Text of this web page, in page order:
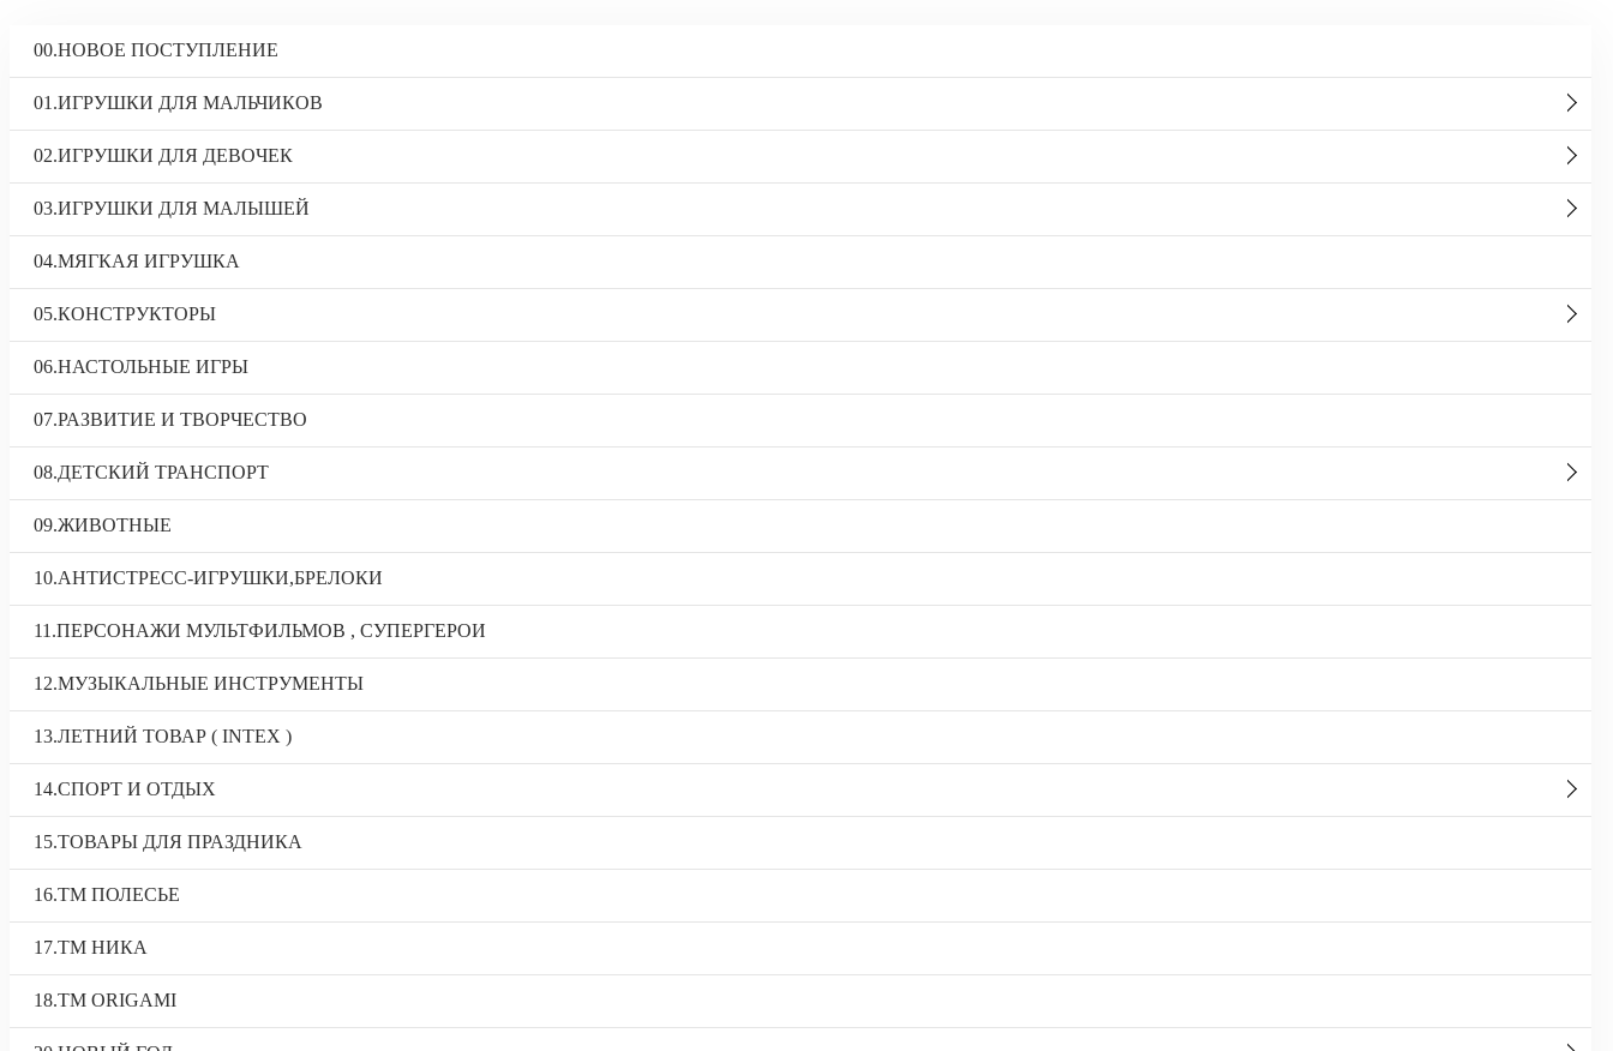
00.НОВОЕ ПОСТУПЛЕНИЕ
01.ИГРУШКИ ДЛЯ МАЛЬЧИКОВ
02.ИГРУШКИ ДЛЯ ДЕВОЧЕК
03.ИГРУШКИ ДЛЯ МАЛЫШЕЙ
04.МЯГКАЯ ИГРУШКА
05.КОНСТРУКТОРЫ
06.НАСТОЛЬНЫЕ ИГРЫ
07.РАЗВИТИЕ И ТВОРЧЕСТВО
08.ДЕТСКИЙ ТРАНСПОРТ
09.ЖИВОТНЫЕ
10.АНТИСТРЕСС-ИГРУШКИ,БРЕЛОКИ
11.ПЕРСОНАЖИ МУЛЬТФИЛЬМОВ , СУПЕРГЕРОИ
12.МУЗЫКАЛЬНЫЕ ИНСТРУМЕНТЫ
13.ЛЕТНИЙ ТОВАР ( INTEX )
14.СПОРТ И ОТДЫХ
15.ТОВАРЫ ДЛЯ ПРАЗДНИКА
16.ТМ ПОЛЕСЬЕ
17.ТМ НИКА
18.TM ORIGAMI